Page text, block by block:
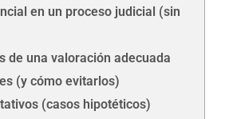
en un proceso judicial (sin
de una valoración adecuada
(y cómo evitarlos)
(casos hipotéticos)